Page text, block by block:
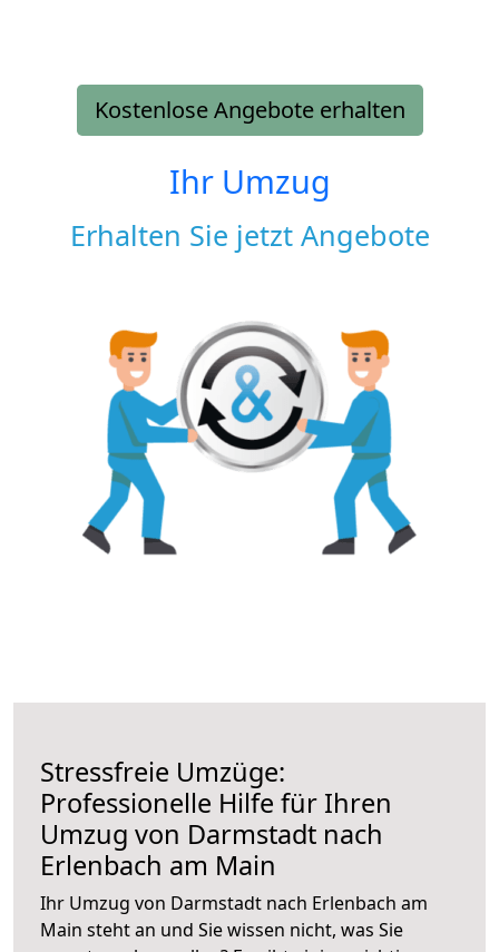
Kostenlose Angebote erhalten
Ihr Umzug
Erhalten Sie jetzt Angebote
Stressfreie Umzüge:
Professionelle Hilfe für Ihren
Umzug von Darmstadt nach
Erlenbach am Main
Ihr Umzug von Darmstadt nach Erlenbach am
Main steht an und Sie wissen nicht, was Sie